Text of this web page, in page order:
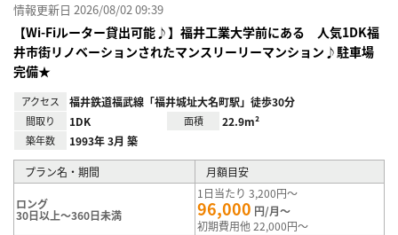
情報更新日 2026/08/02 09:39
【Wi-Fiルーター貸出可能♪】福井工業大学前にある 人気1DK福
井市街リノベーションされたマンスリーリーマンション♪駐車場
完備★
アクセス 福井鉄道福武線「福井城址大名町駅」徒歩30分
間取り 1DK 面積 22.9m²
築年数 1993年 3月 築
プラン名・期間 月額目安
ロング
30日以上～360日未満
1日当たり 3,200円～
96,000 円/月～
初期費用他 22,000円～